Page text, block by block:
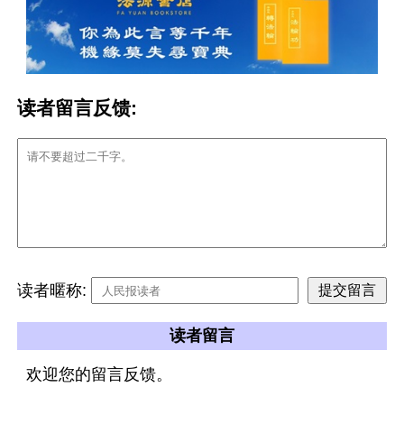
读者留言反馈:
读者暱称:
读者留言
欢迎您的留言反馈。